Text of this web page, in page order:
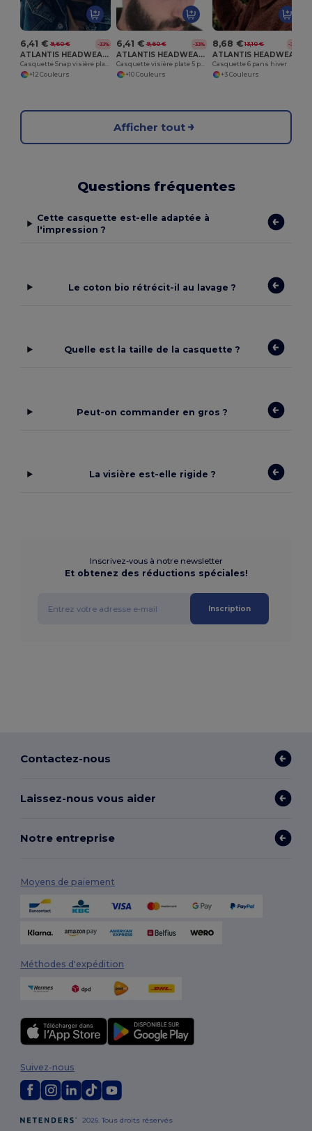
6,41 € 9,60 € -33%
ATLANTIS HEADWEAR AT261
Casquette Snap visière plate
+12 Couleurs
6,41 € 9,60 € -33%
ATLANTIS HEADWEAR AT262
Casquette visière plate 5 pans
+10 Couleurs
8,68 € 13,10 € -34%
Casquette 6 pans hiver
+3 Couleurs
Afficher tout
Questions fréquentes
Cette casquette est-elle adaptée à
l'impression ?
Le coton bio rétrécit-il au lavage ?
Quelle est la taille de la casquette ?
Peut-on commander en gros ?
La visière est-elle rigide ?
Inscrivez-vous à notre newsletter
Et obtenez des réductions spéciales!
Inscription
Contactez-nous
Laissez-nous vous aider
Notre entreprise
Moyens de paiement
Méthodes d'expédition
2026. Tous droits réservés
Suivez-nous